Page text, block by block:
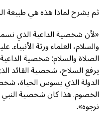
ثم يشرح لماذا هذه هي طبيعة
«لأن شخصية الداعية الذي
والسلام، العلماء ورثة
الصلاة والسلام: شخصية
يرفع السلاح، شخصية القائد
الدولة الذي يسوس الحياة،
الخصوم. هذا كان شخصية
نرجوه».